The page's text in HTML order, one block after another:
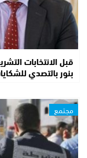
قبل الانتخابات
بنور بالتصدي
مجتمع